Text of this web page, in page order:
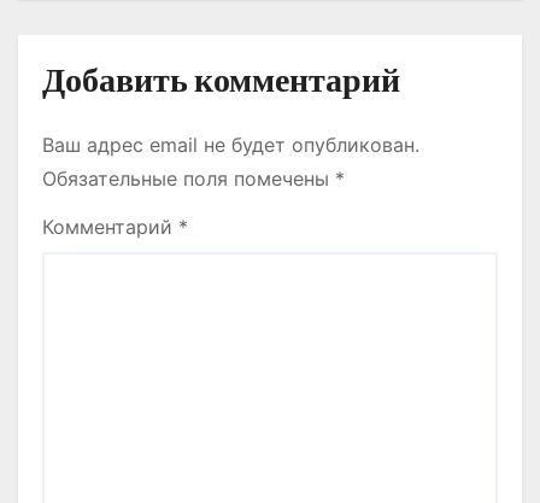
Добавить комментарий
Ваш адрес email не будет опубликован.
Обязательные поля помечены *
Комментарий *